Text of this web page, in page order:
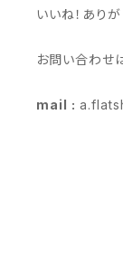
いいね！あり
お問い合わせ
mail :